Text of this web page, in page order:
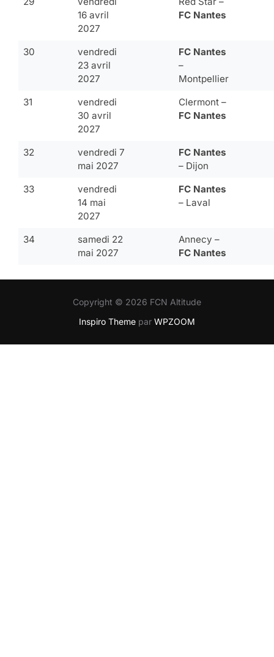
16 avril
2027
FC Nantes
30
vendredi
23 avril
2027
FC Nantes
–
Montpellier
31
vendredi
30 avril
2027
Clermont –
FC Nantes
32
vendredi 7
mai 2027
FC Nantes
– Dijon
33
vendredi
14 mai
2027
FC Nantes
– Laval
34
samedi 22
mai 2027
Annecy –
FC Nantes
Copyright © 2026 FCN Altitude
Inspiro Theme par WPZOOM